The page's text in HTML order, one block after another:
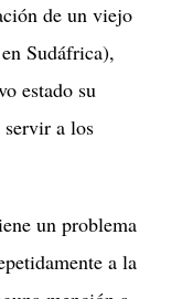
de un viejo
Sudáfrica),
estado su
servir a los
un problema
a la